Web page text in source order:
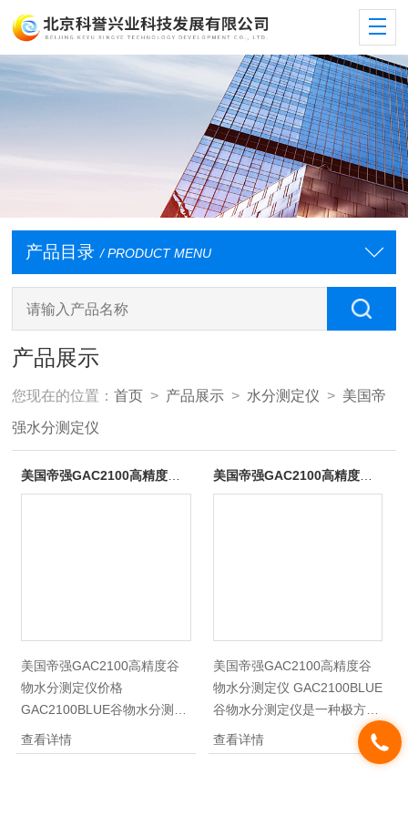
产品目录 / PRODUCT MENU
产品展示
您现在的位置：首页 > 产品展示 > 水分测定仪 > 美国帝
强水分测定仪
美国帝强GAC2100高精度谷
物水分测定仪价格
GAC2100BLUE谷物水分测定
仪是一种极方便而且可靠的高
精度谷物水分快速测定仪。面
查看详情
美国帝强GAC2100高精度谷物水分测定仪
美国帝强GAC2100高精度谷
物水分测定仪 GAC2100BLUE
谷物水分测定仪是一种极方便
而且可靠的高精度谷物水分快
速测定仪。面板外观为蓝色，
查看详情